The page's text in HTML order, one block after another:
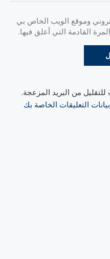
وموقع الويب الخاص بي
القادمة التي أعلق فيها.
من البريد المزعجة.
التعليقات الخاصة بك